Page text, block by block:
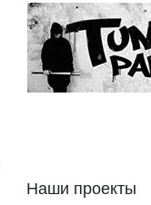
Наши проекты